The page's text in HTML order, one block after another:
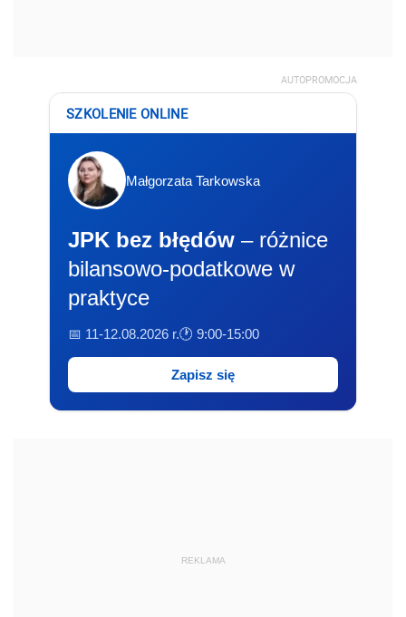
AUTOPROMOCJA
SZKOLENIE ONLINE
Małgorzata Tarkowska
JPK bez błędów – różnice
bilansowo-podatkowe w
praktyce
📅 11-12.08.2026 r.🕐 9:00-15:00
Zapisz się
REKLAMA